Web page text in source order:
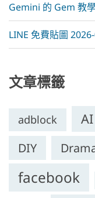
Gemini 的 Gem 教
LINE 免費貼圖
文章標籤
adblock AI
DIY
facebook